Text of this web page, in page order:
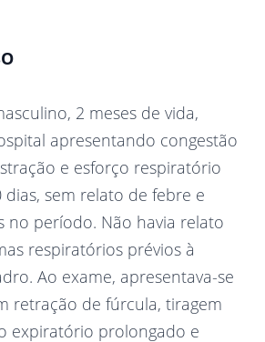
2 meses de vida,
apresentando congestão
e esforço respiratório
sem relato de febre e
no período. Não havia relato
respiratórios prévios à
Ao exame, apresentava-se
retração de fúrcula, tiragem
expiratório prolongado e